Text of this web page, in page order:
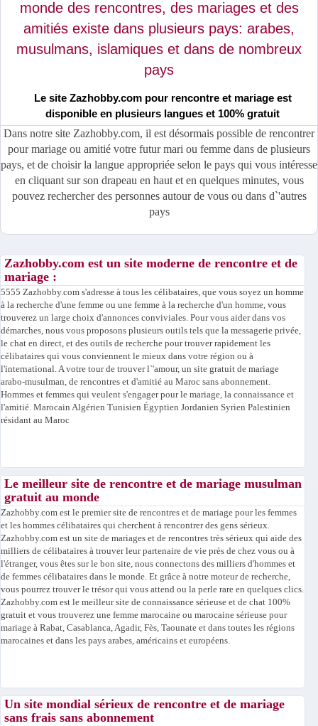
monde des rencontres, des mariages et des
amitiés existe dans plusieurs pays: arabes,
musulmans, islamiques et dans de nombreux
pays
Le site Zazhobby.com pour rencontre et mariage est
disponible en plusieurs langues et 100% gratuit
Dans notre site Zazhobby.com, il est désormais possible de rencontrer
pour mariage ou amitié votre futur mari ou femme dans de plusieurs
pays, et de choisir la langue appropriée selon le pays qui vous intéresse
en cliquant sur son drapeau en haut et en quelques minutes, vous
pouvez rechercher des personnes autour de vous ou dans d`'autres
pays
Zazhobby.com est un site moderne de rencontre et de
mariage :
5555 Zazhobby.com s'adresse à tous les célibataires, que vous soyez un homme
à la recherche d'une femme ou une femme à la recherche d'un homme, vous
trouverez un large choix d'annonces conviviales. Pour vous aider dans vos
démarches, nous vous proposons plusieurs outils tels que la messagerie privée,
le chat en direct, et des outils de recherche pour trouver rapidement les
célibataires qui vous conviennent le mieux dans votre région ou à
l'international. A votre tour de trouver l`'amour, un site gratuit de mariage
arabo-musulman, de rencontres et d'amitié au Maroc sans abonnement.
Hommes et femmes qui veulent s'engager pour le mariage, la connaissance et
l'amitié. Marocain Algérien Tunisien Égyptien Jordanien Syrien Palestinien
résidant au Maroc
Le meilleur site de rencontre et de mariage musulman
gratuit au monde
Zazhobby.com est le premier site de rencontres et de mariage pour les femmes
et les hommes célibataires qui cherchent à rencontrer des gens sérieux.
Zazhobby.com est un site de mariages et de rencontres très sérieux qui aide des
milliers de célibataires à trouver leur partenaire de vie près de chez vous ou à
l'étranger, vous êtes sur le bon site, nous connectons des milliers d'hommes et
de femmes célibataires dans le monde. Et grâce à notre moteur de recherche,
vous pourrez trouver le trésor qui vous attend ou la perle rare en quelques clics.
Zazhobby.com est le meilleur site de connaissance sérieuse et de chat 100%
gratuit et vous trouverez une femme marocaine ou marocaine sérieuse pour
mariage à Rabat, Casablanca, Agadir, Fès, Taounate et dans toutes les régions
marocaines et dans les pays arabes, américains et européens.
Un site mondial sérieux de rencontre et de mariage
sans frais sans abonnement